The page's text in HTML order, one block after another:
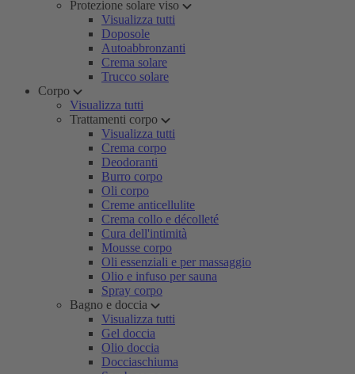
Protezione solare viso
Visualizza tutti
Doposole
Autoabbronzanti
Crema solare
Trucco solare
Corpo
Visualizza tutti
Trattamenti corpo
Visualizza tutti
Crema corpo
Deodoranti
Burro corpo
Oli corpo
Creme anticellulite
Crema collo e décolleté
Cura dell'intimità
Mousse corpo
Oli essenziali e per massaggio
Olio e infuso per sauna
Spray corpo
Bagno e doccia
Visualizza tutti
Gel doccia
Olio doccia
Docciaschiuma